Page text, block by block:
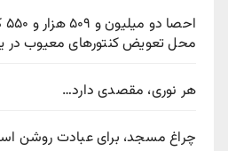
احصا
محل تعویض کنتورهای معیوب در
هر نوری، مقصدی دارد…
چراغ مسجد، برای عبادت روشن